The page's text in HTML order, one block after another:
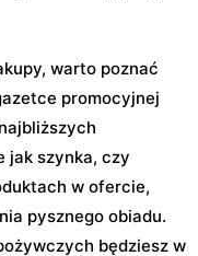
warto poznać
promocyjnej
jak szynka, czy
w ofercie,
pysznego obiadu.
będziesz w